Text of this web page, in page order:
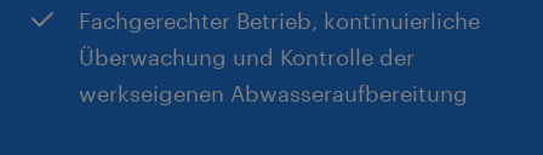
Fachgerechter Betrieb, kontinuierliche
Überwachung und Kontrolle der
werkseigenen Abwasseraufbereitung